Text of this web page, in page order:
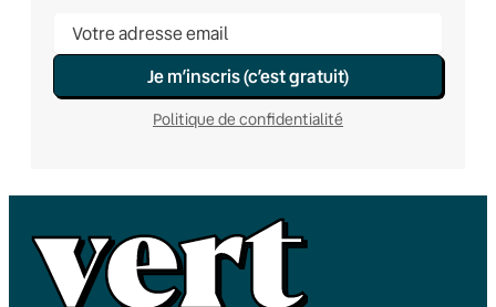
Je m’inscris (c’est gratuit)
Politique de confidentialité